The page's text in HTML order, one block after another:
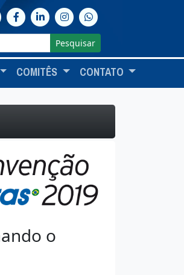
Pesquisar
COMITÊS CONTATO
o